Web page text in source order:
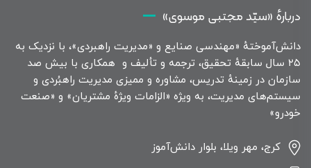
دربارهٔ «سیّد مجتبی موسوی»
دانش‌آموختهٔ «مهندسی صنایع و «مدیریت راهبردی»، با نزدیک به
۲۵ سال سابقهٔ تحقیق، ترجمه و تألیف و همکاری با بیش صد
سازمان در زمینهٔ تدریس، مشاوره و ممیزی مدیریت راهبُردی و
سیستم‌های مدیریت، به ویژه «الزامات ویژهٔ مشتریان» و «صنعت
خودرو»
کرج، مهر ویلا، بلوار دانش‌آموز